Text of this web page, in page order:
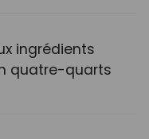
ingrédients
quatre-quarts